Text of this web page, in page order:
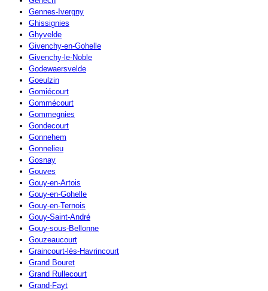
Gennes-Ivergny
Ghissignies
Ghyvelde
Givenchy-en-Gohelle
Givenchy-le-Noble
Godewaersvelde
Goeulzin
Gomiécourt
Gommécourt
Gommegnies
Gondecourt
Gonnehem
Gonnelieu
Gosnay
Gouves
Gouy-en-Artois
Gouy-en-Gohelle
Gouy-en-Ternois
Gouy-Saint-André
Gouy-sous-Bellonne
Gouzeaucourt
Graincourt-lès-Havrincourt
Grand Bouret
Grand Rullecourt
Grand-Fayt